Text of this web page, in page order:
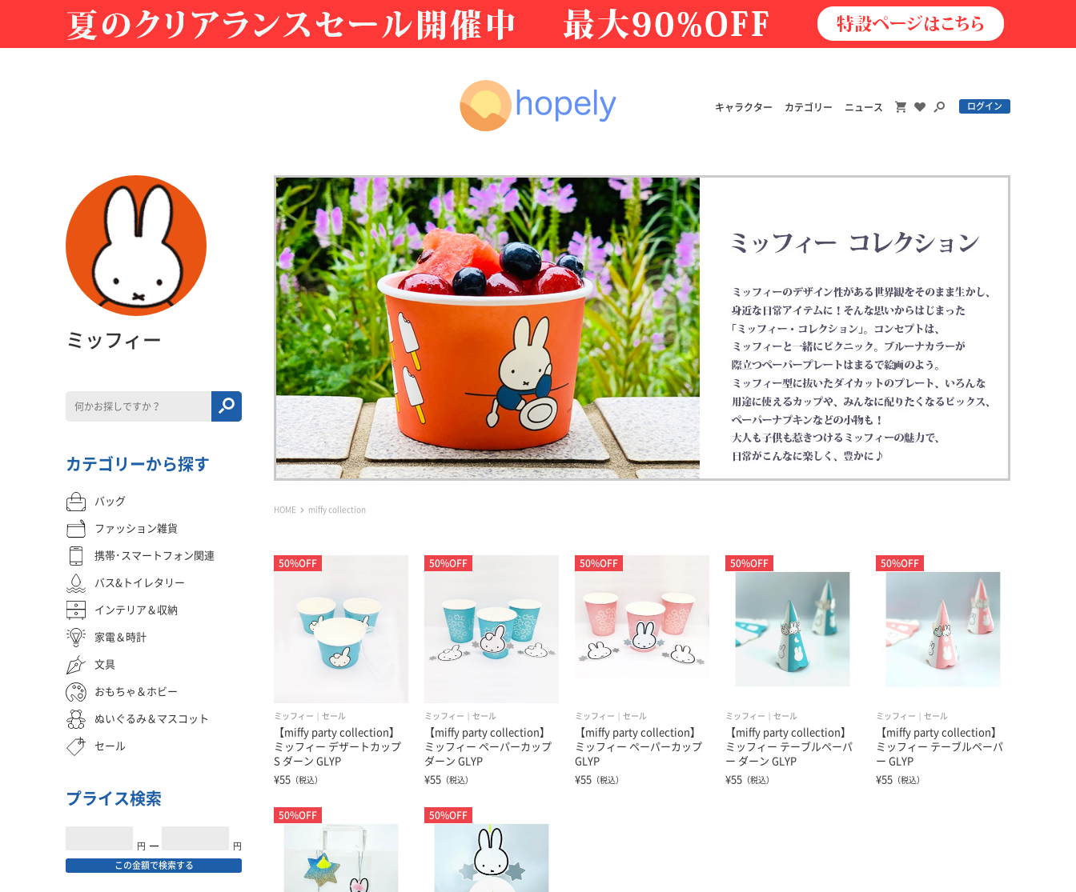
キャラクター カテゴリー ニュース ログイン
HOME miffy collection
50%OFF
ミッフィー セール
【miffy party collection】
ミッフィー デザートカップ
S ダーン GLYP
¥55 （税込）
50%OFF
ミッフィー セール
【miffy party collection】
ミッフィー ペーパーカップ
ダーン GLYP
¥55 （税込）
50%OFF
ミッフィー セール
【miffy party collection】
ミッフィー ペーパーカップ
GLYP
¥55 （税込）
50%OFF
ミッフィー セール
【miffy party collection】
ミッフィー テーブルペーパ
ー ダーン GLYP
¥55 （税込）
50%OFF
ミッフィー セール
【miffy party collection】
ミッフィー テーブルペーパ
ー GLYP
¥55 （税込）
50%OFF 50%OFF
ミッフィー
カテゴリーから探す
バッグ
ファッション雑貨
携帯･スマートフォン関連
バス&トイレタリー
インテリア＆収納
家電＆時計
文具
おもちゃ＆ホビー
ぬいぐるみ＆マスコット
セール
プライス検索
円 ━ 円
この金額で検索する